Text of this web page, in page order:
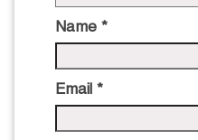
Name *
Email *